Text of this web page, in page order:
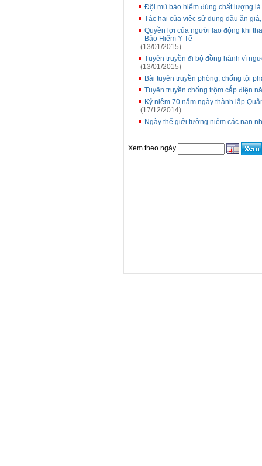
Đội mũ bảo hiểm đúng chất lượng
Tác hại của việc sử dụng dầu ăn
Quyền lợi của người lao động khi
Bảo Hiểm Y Tế
(13/01/2015)
Tuyên truyền đi bộ đồng hành vì
(13/01/2015)
Bài tuyên truyền phòng, chống tội
Tuyên truyền chống trộm cắp điện
Kỷ niệm 70 năm ngày thành lập
(17/12/2014)
Ngày thế giới tưởng niệm các nạn
Xem theo ngày